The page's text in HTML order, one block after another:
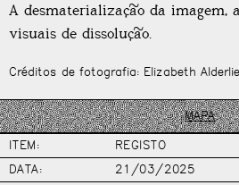
A desmaterialização da imagem,
visuais de dissolução.
Créditos de fotografia: Elizabeth
ITEM:
REGISTO
DATA:
21/03/2025
MAPA